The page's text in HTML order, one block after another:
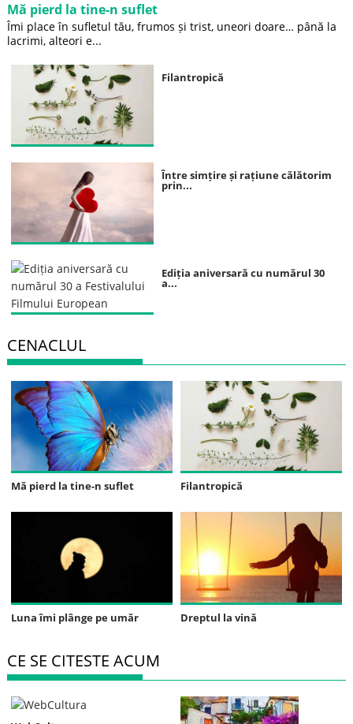
Mă pierd la tine-n suflet
Îmi place în sufletul tău, frumos și trist, uneori doare… până la
lacrimi, alteori e...
Filantropică
Între simțire și rațiune călătorim
prin...
Ediția aniversară cu numărul 30
a...
CENACLUL
Mă pierd la tine-n suflet Filantropică
Luna îmi plânge pe umăr Dreptul la vină
CE SE CITESTE ACUM